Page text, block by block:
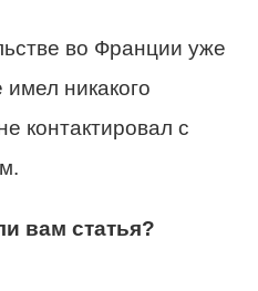
во Франции уже
никакого
контактировал с
вам статья?